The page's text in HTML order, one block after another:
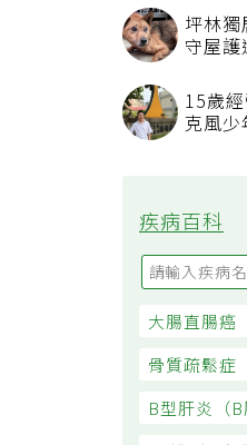
坪林
守屋
15歲
疾病百科